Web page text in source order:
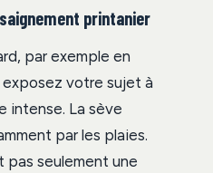
printanier
par exemple en
exposez votre sujet à
intense. La sève
par les plaies.
pas seulement une